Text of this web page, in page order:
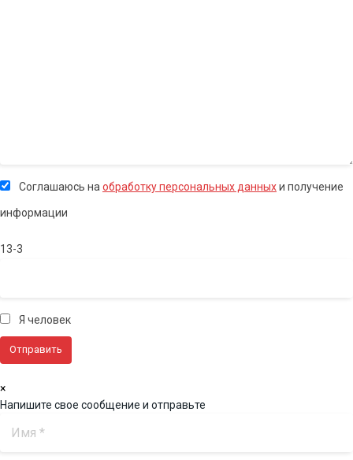
Соглашаюсь на обработку персональных данныхи получение
информации
13-3
Я человек
×
Напишите свое сообщение и отправьте